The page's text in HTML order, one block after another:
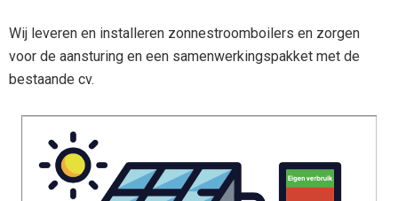
Wij leveren en installeren zonnestroomboilers en zorgen
voor de aansturing en een samenwerkingspakket met de
bestaande cv.